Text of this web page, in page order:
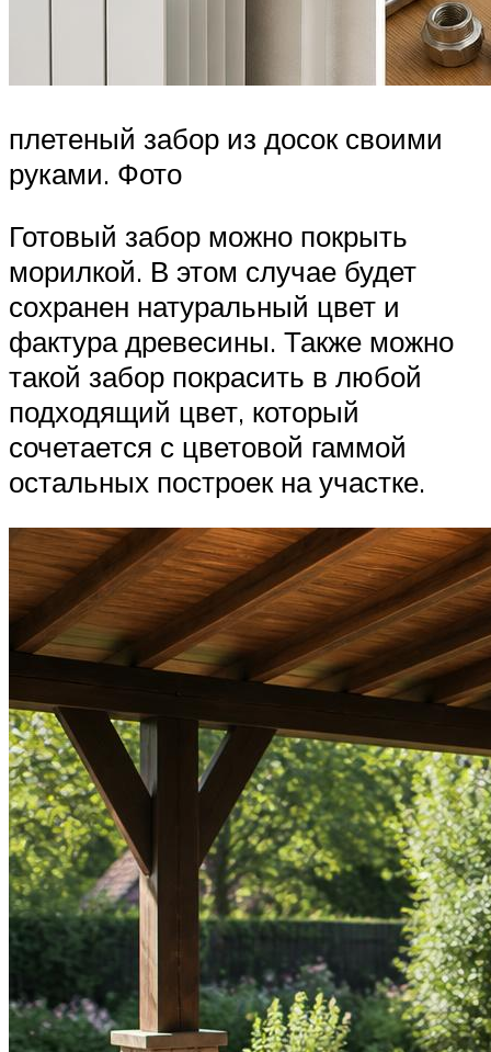
плетеный забор из досок своими
руками. Фото
Готовый забор можно покрыть
морилкой. В этом случае будет
сохранен натуральный цвет и
фактура древесины. Также можно
такой забор покрасить в любой
подходящий цвет, который
сочетается с цветовой гаммой
остальных построек на участке.